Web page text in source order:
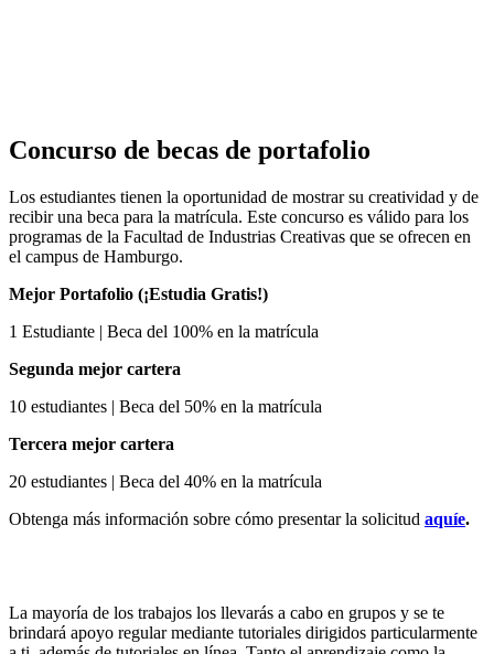
Concurso de becas de portafolio
Los estudiantes tienen la oportunidad de mostrar su creatividad y de
recibir una beca para la matrícula. Este concurso es válido para los
programas de la Facultad de Industrias Creativas que se ofrecen en
el campus de Hamburgo.
Mejor Portafolio (¡Estudia Gratis!)
1 Estudiante | Beca del 100% en la matrícula
Segunda mejor cartera
10 estudiantes | Beca del 50% en la matrícula
Tercera mejor cartera
20 estudiantes | Beca del 40% en la matrícula
Obtenga más información sobre cómo presentar la solicitud aquíe.
La mayoría de los trabajos los llevarás a cabo en grupos y se te
brindará apoyo regular mediante tutoriales dirigidos particularmente